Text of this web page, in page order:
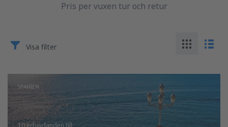
Pris per vuxen tur och retur
Visa filter
SPANIEN
10 erbjudanden till